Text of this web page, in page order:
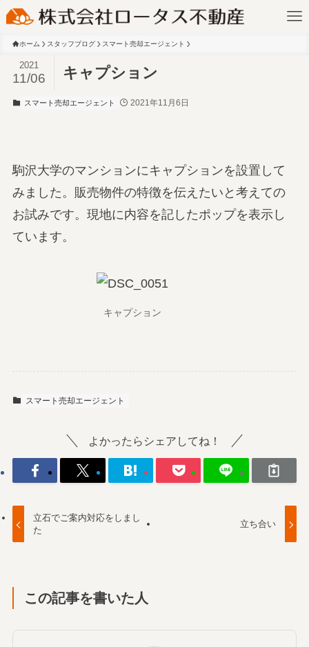
ホーム スタッフブログ スマート売却エージェント
キャプション
2021
11/06
スマート売却エージェント 2021年11月6日
駒沢大学のマンションにキャプションを設置して
みました。販売物件の特徴を伝えたいと考えての
お試みです。現地に内容を記したポップを表示し
ています。
キャプション
スマート売却エージェント
よかったらシェアしてね！
立石でご案内対応をしまし
た
立ち合い
この記事を書いた人